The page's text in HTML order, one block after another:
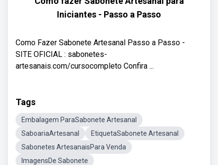
Iniciantes - Passo a Passo
Como Fazer Sabonete Artesanal Passo a Passo -
SITE OFICIAL : sabonetes-
artesanais.com/cursocompleto Confira ...
Tags
Embalagem ParaSabonete Artesanal
SaboariaArtesanal
EtiquetaSabonete Artesanal
Sabonetes ArtesanaisPara Venda
ImagensDe Sabonete